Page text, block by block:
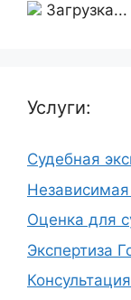
Загрузка...
Услуги:
Судебная
Независимая
Оценка для
Экспертиза